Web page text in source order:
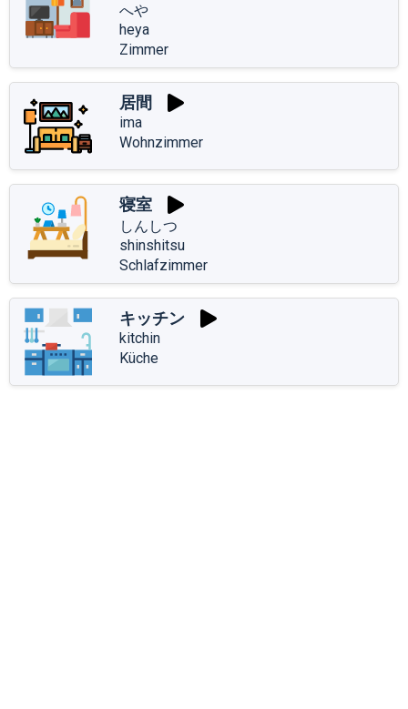
へや
heya
Zimmer
居間
ima
Wohnzimmer
寝室
しんしつ
shinshitsu
Schlafzimmer
キッチン
kitchin
Küche